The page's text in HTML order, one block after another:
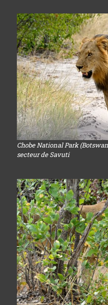
Chobe National Park
secteur de Savuti